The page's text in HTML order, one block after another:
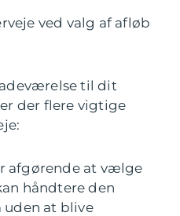
ved valg af afløb
til dit
der flere vigtige
afgørende at vælge
håndtere den
uden at blive